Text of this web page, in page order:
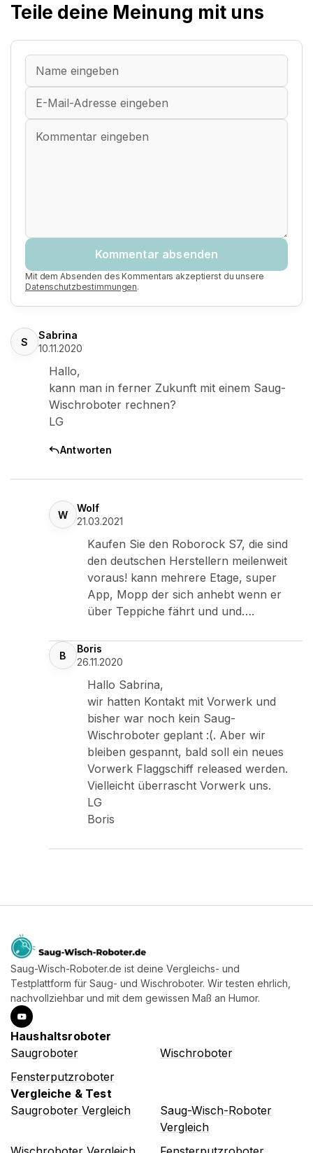
Teile deine Meinung mit uns
Mit dem Absenden des Kommentars akzeptierst du unsere
Datenschutzbestimmungen.
Kommentar absenden
S
Sabrina
10.11.2020
Hallo,
kann man in ferner Zukunft mit einem Saug-
Wischroboter rechnen?
LG
Antworten
W
Wolf
21.03.2021
Kaufen Sie den Roborock S7, die sind
den deutschen Herstellern meilenweit
voraus! kann mehrere Etage, super
App, Mopp der sich anhebt wenn er
über Teppiche fährt und und….
B
Boris
26.11.2020
Hallo Sabrina,
wir hatten Kontakt mit Vorwerk und
bisher war noch kein Saug-
Wischroboter geplant :(. Aber wir
bleiben gespannt, bald soll ein neues
Vorwerk Flaggschiff released werden.
Vielleicht überrascht Vorwerk uns.
LG
Boris
Saug-Wisch-Roboter.de ist deine Vergleichs- und
Testplattform für Saug- und Wischroboter. Wir testen ehrlich,
nachvollziehbar und mit dem gewissen Maß an Humor.
Haushaltsroboter
Saugroboter
Wischroboter
Fensterputzroboter
Vergleiche & Test
Saugroboter Vergleich
Saug-Wisch-Roboter
Vergleich